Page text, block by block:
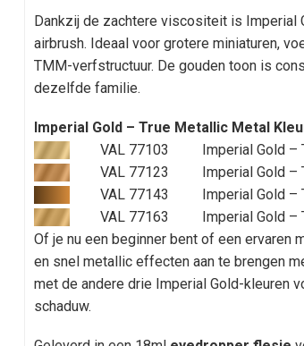
Dankzij de zachtere viscositeit is Imperial
airbrush. Ideaal voor grotere miniaturen,
TMM-verfstructuur. De gouden toon is
dezelfde familie.
Imperial Gold – True Metallic Metal
VAL 77103
Imperial Gold –
VAL 77123
Imperial Gold –
VAL 77143
Imperial Gold –
VAL 77163
Imperial Gold –
Of je nu een beginner bent of een ervaren
en snel metallic effecten aan te brengen
met de andere drie Imperial Gold-kleuren
schaduw.